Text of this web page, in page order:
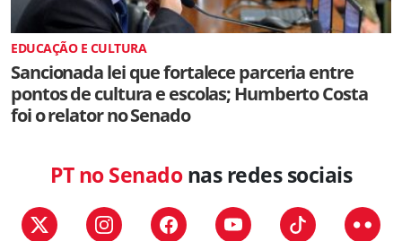
EDUCAÇÃO E CULTURA
Sancionada lei que fortalece parceria entre
pontos de cultura e escolas; Humberto Costa
foi o relator no Senado
PT no Senadonas redes sociais